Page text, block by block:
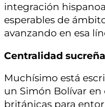
integración
esperables de
avanzando en esa
Centralidad sucreña
Muchísimo está
un Simón Bolívar
británicas para